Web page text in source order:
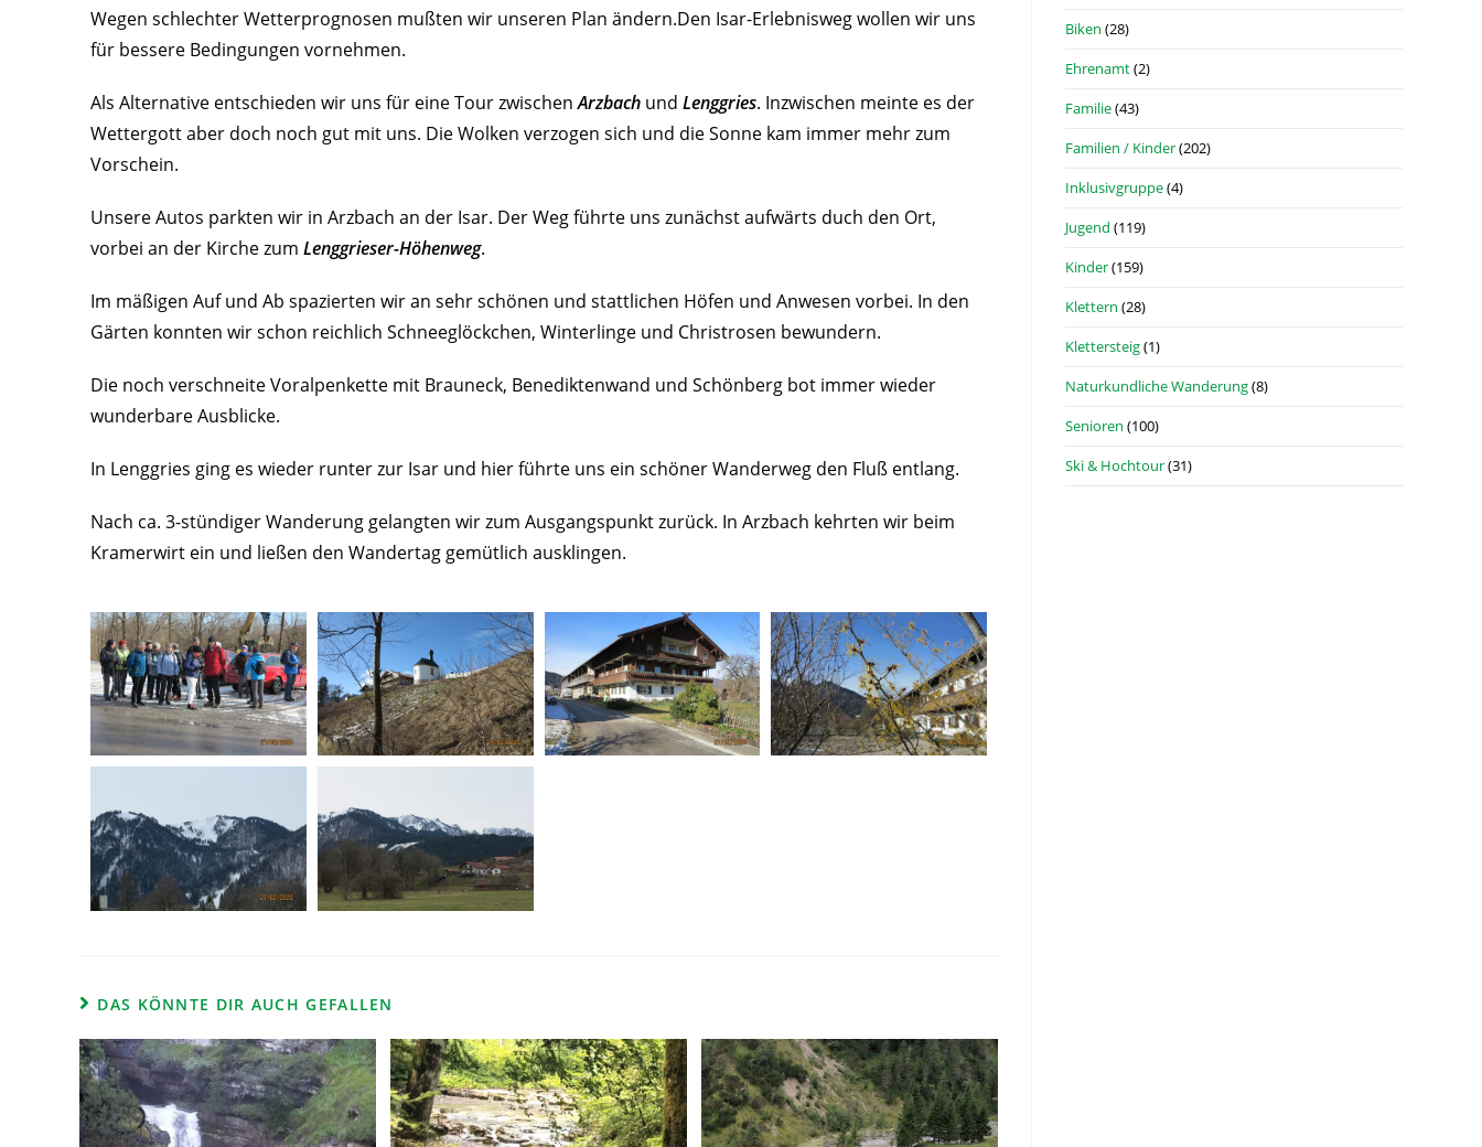
Wegen schlechter Wetterprognosen mußten wir unseren Plan ändern.Den Isar-Erlebnisweg wollen wir uns
für bessere Bedingungen vornehmen.
Als Alternative entschieden wir uns für eine Tour zwischenArzbach und Lenggries. Inzwischen meinte es der
Wettergott aber doch noch gut mit uns. Die Wolken verzogen sich und die Sonne kam immer mehr zum
Vorschein.
Unsere Autos parkten wir in Arzbach an der Isar. Der Weg führte uns zunächst aufwärts duch den Ort,
vorbei an der Kirche zum Lenggrieser-Höhenweg.
Im mäßigen Auf und Ab spazierten wir an sehr schönen und stattlichen Höfen und Anwesen vorbei. In den
Gärten konnten wir schon reichlich Schneeglöckchen, Winterlinge und Christrosen bewundern.
Die noch verschneite Voralpenkette mit Brauneck, Benediktenwand und Schönberg bot immer wieder
wunderbare Ausblicke.
In Lenggries ging es wieder runter zur Isar und hier führte uns ein schöner Wanderweg den Fluß entlang.
Nach ca. 3-stündiger Wanderung gelangten wir zum Ausgangspunkt zurück. In Arzbach kehrten wir beim
Kramerwirt ein und ließen den Wandertag gemütlich ausklingen.
DAS KÖNNTE DIR AUCH GEFALLEN
Biken (28)
Ehrenamt(2)
Familie(43)
Familien / Kinder(202)
Inklusivgruppe(4)
Jugend (119)
Kinder(159)
Klettern (28)
Klettersteig(1)
Naturkundliche Wanderung(8)
Senioren (100)
Ski & Hochtour(31)